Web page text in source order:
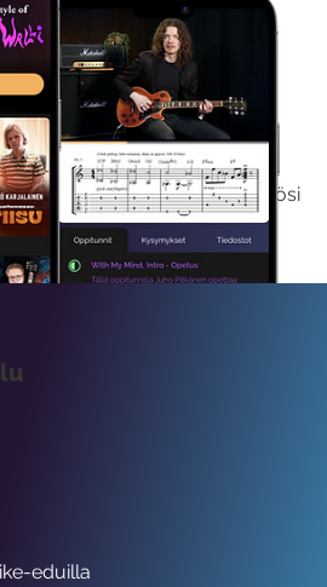
Ilmaiseksi
saat koko sisältömme käyttöösi
viikon ajaksi.
eduilla